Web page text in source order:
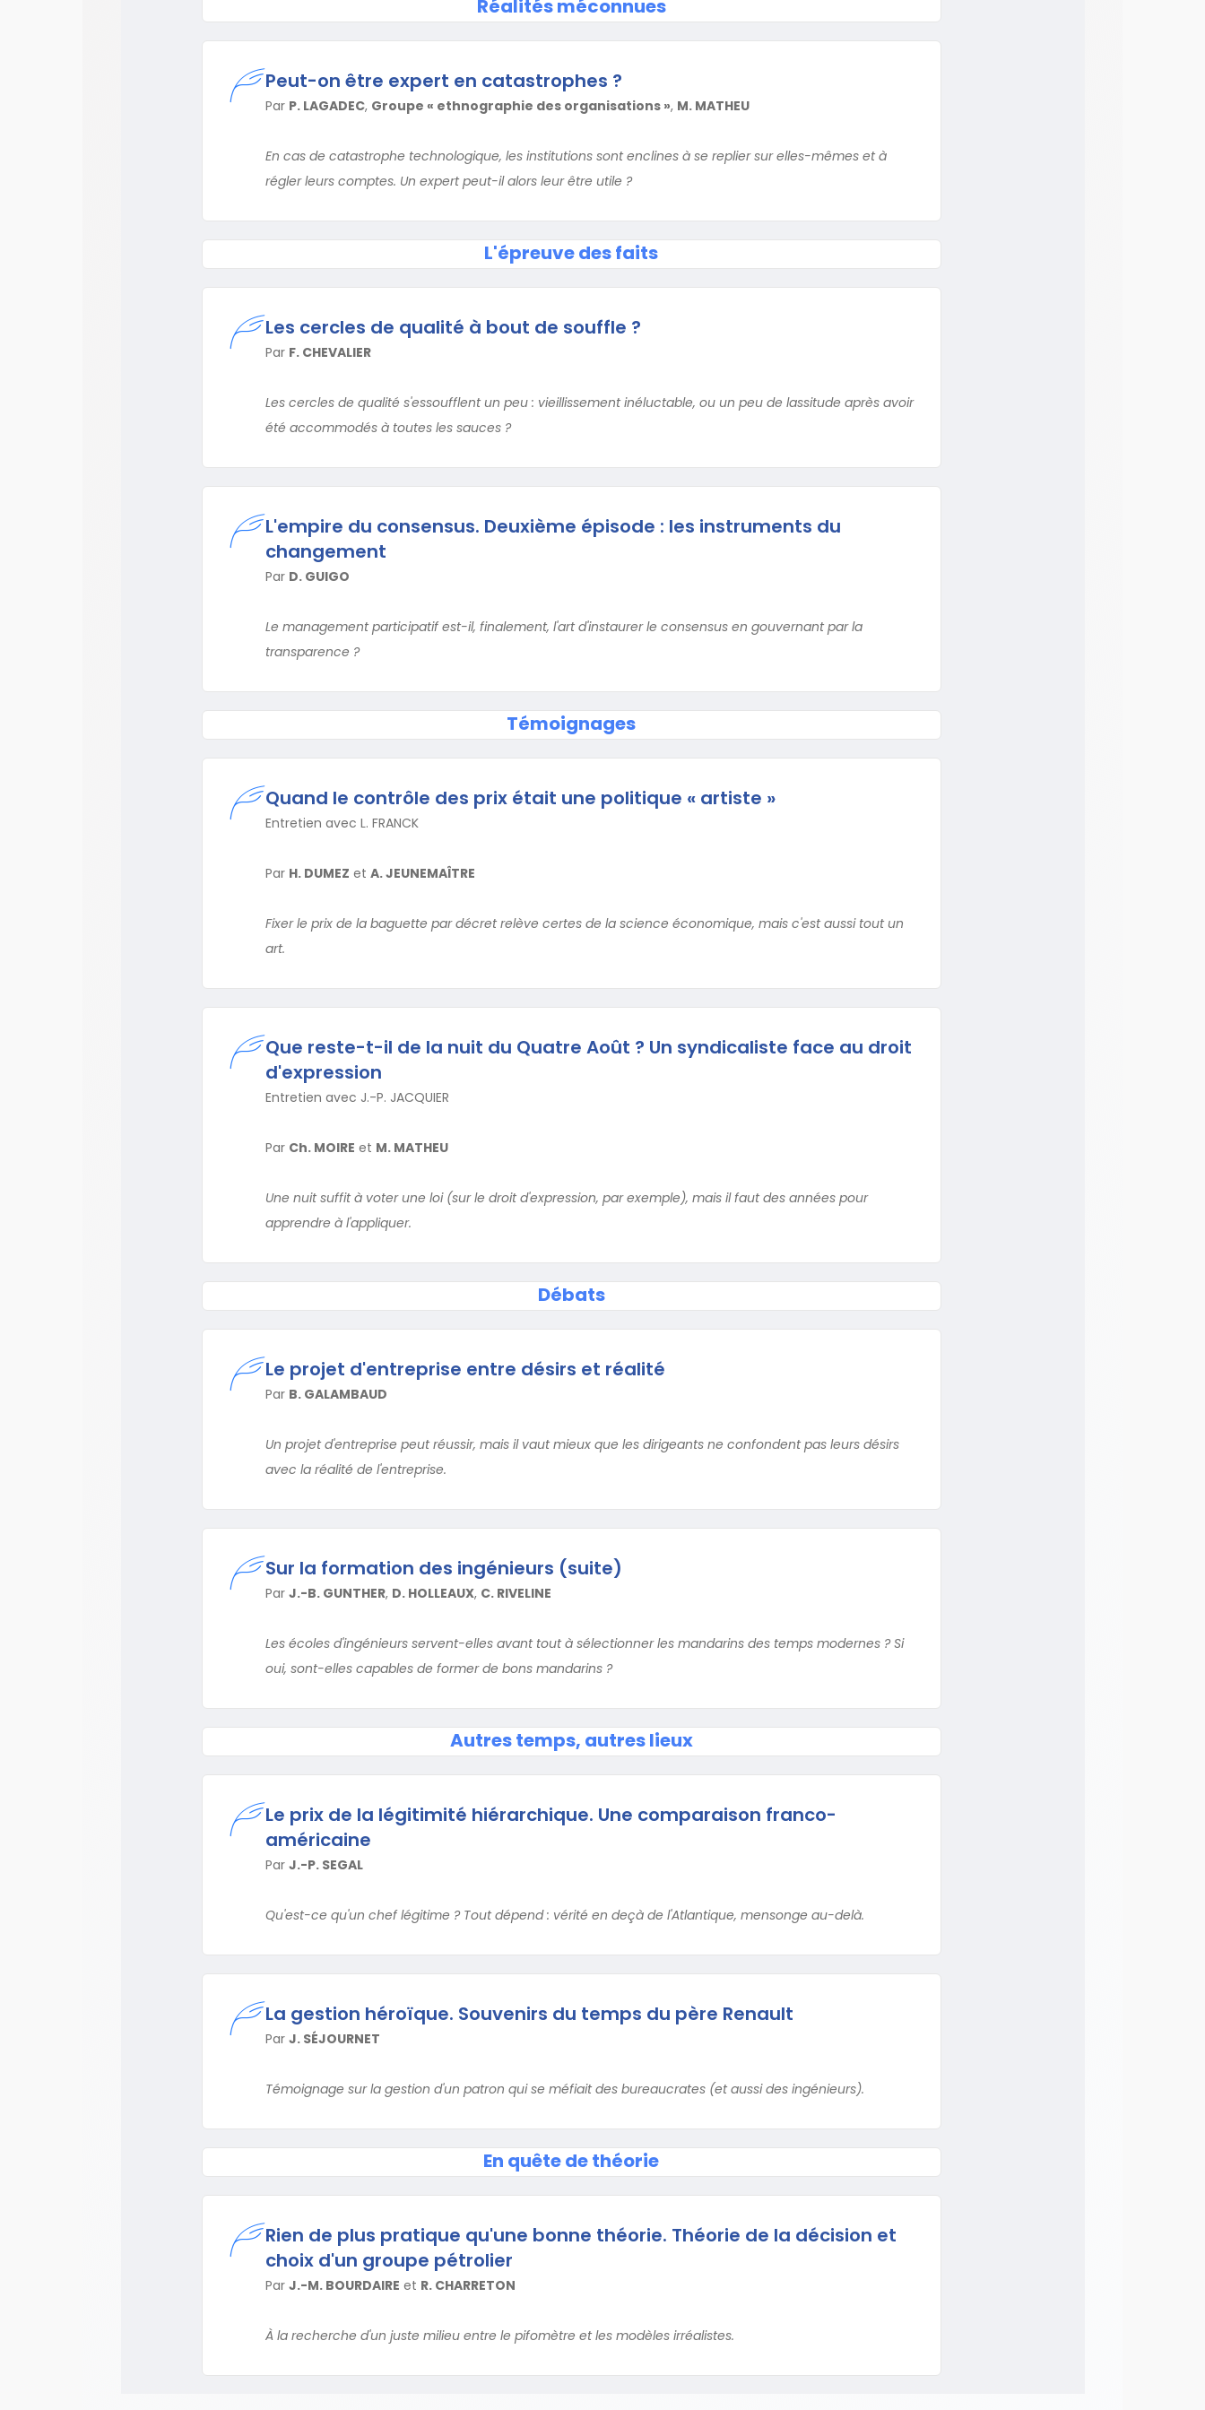
Réalités méconnues
Peut-on être expert en catastrophes ?
Par P. LAGADEC, Groupe « ethnographie des organisations », M. MATHEU
En cas de catastrophe technologique, les institutions sont enclines à se replier sur elles-mêmes et à
régler leurs comptes. Un expert peut-il alors leur être utile ?
L'épreuve des faits
Les cercles de qualité à bout de souffle ?
Par F. CHEVALIER
Les cercles de qualité s'essoufflent un peu : vieillissement inéluctable, ou un peu de lassitude après avoir
été accommodés à toutes les sauces ?
L'empire du consensus. Deuxième épisode : les instruments du
changement
Par D. GUIGO
Le management participatif est-il, finalement, l'art d'instaurer le consensus en gouvernant par la
transparence ?
Témoignages
Quand le contrôle des prix était une politique « artiste »
Entretien avec L. FRANCK
Par H. DUMEZ et A. JEUNEMAÎTRE
Fixer le prix de la baguette par décret relève certes de la science économique, mais c'est aussi tout un
art.
Que reste-t-il de la nuit du Quatre Août ? Un syndicaliste face au droit
d'expression
Entretien avec J.-P. JACQUIER
Par Ch. MOIRE et M. MATHEU
Une nuit suffit à voter une loi (sur le droit d'expression, par exemple), mais il faut des années pour
apprendre à l'appliquer.
Débats
Le projet d'entreprise entre désirs et réalité
Par B. GALAMBAUD
Un projet d'entreprise peut réussir, mais il vaut mieux que les dirigeants ne confondent pas leurs désirs
avec la réalité de l'entreprise.
Sur la formation des ingénieurs (suite)
Par J.-B. GUNTHER, D. HOLLEAUX, C. RIVELINE
Les écoles d'ingénieurs servent-elles avant tout à sélectionner les mandarins des temps modernes ? Si
oui, sont-elles capables de former de bons mandarins ?
Autres temps, autres lieux
Le prix de la légitimité hiérarchique. Une comparaison franco-
américaine
Par J.-P. SEGAL
Qu'est-ce qu'un chef légitime ? Tout dépend : vérité en deçà de l'Atlantique, mensonge au-delà.
La gestion héroïque. Souvenirs du temps du père Renault
Par J. SÉJOURNET
Témoignage sur la gestion d'un patron qui se méfiait des bureaucrates (et aussi des ingénieurs).
En quête de théorie
Rien de plus pratique qu'une bonne théorie. Théorie de la décision et
choix d'un groupe pétrolier
Par J.-M. BOURDAIRE et R. CHARRETON
À la recherche d'un juste milieu entre le pifomètre et les modèles irréalistes.